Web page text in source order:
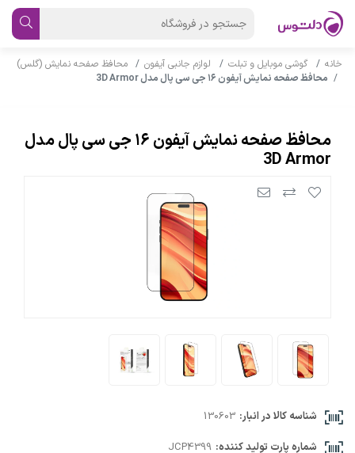
خانه گوشی موبایل و تبلت لوازم جانبی آیفون
محافظ صفحه نمایش (گلس)
محافظ صفحه نمایش آیفون ۱۶ جی سی پال مدل 3D Armor
محافظ صفحه نمایش آیفون ۱۶ جی سی پال مدل
3D Armor
شناسه کالا در انبار: 130603
شماره پارت تولید کننده: JCP4399